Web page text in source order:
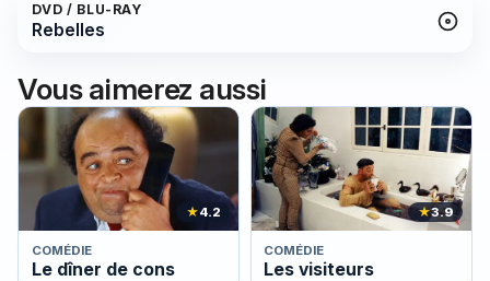
DVD / BLU-RAY
Rebelles
Vous aimerez aussi
★4.2
COMÉDIE
Le dîner de cons
★3.9
COMÉDIE
Les visiteurs